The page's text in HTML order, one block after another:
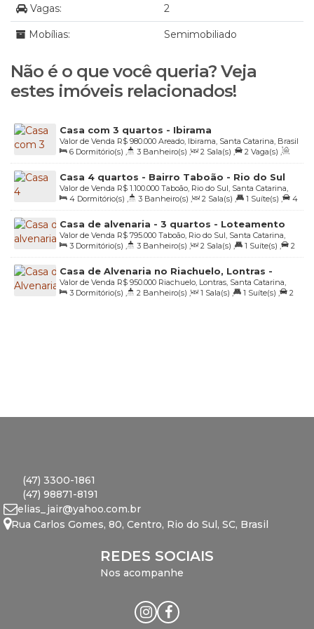
Vagas: 2
Mobílias: Semimobiliado
Não é o que você queria? Veja
estes imóveis relacionados!
Casa com 3 quartos - Ibirama
R$ 980.000
Valor de Venda
Areado, Ibirama, Santa Catarina, Brasil
6 Dormitório(s) , 3 Banheiro(s) , 2 Sala(s) , 2 Vaga(s) ,
Útil: 170.00m² , Terreno: 3452.00m²
Casa 4 quartos - Bairro Taboão - Rio do Sul
R$ 1.100.000
Valor de Venda
Taboão, Rio do Sul, Santa Catarina,
Brasil
4 Dormitório(s) , 3 Banheiro(s) , 2 Sala(s) , 1 Suíte(s) ,
4
Vaga(s) , Útil: 190.00m² , Terreno: 856.10m²
Casa de alvenaria - 3 quartos - Loteamento
Tucano - Bairro Taboão - Rio do Sul/SC
R$ 795.000
Valor de Venda
Taboão, Rio do Sul, Santa Catarina,
Brasil
3 Dormitório(s) , 3 Banheiro(s) , 2 Sala(s) , 1 Suíte(s) ,
2
Vaga(s) , Útil: 184.18m² , Terreno: 374.46m²
Casa de Alvenaria no Riachuelo, Lontras -
229m² de Área Útil
R$ 950.000
Valor de Venda
Riachuelo, Lontras, Santa Catarina,
Brasil
3 Dormitório(s) , 2 Banheiro(s) , 1 Sala(s) , 1 Suíte(s) ,
2
(47) 3300-1861
(47) 98871-8191
elias_jair@yahoo.com.br
Rua Carlos Gomes, 80, Centro, Rio do Sul, SC, Brasil
REDES SOCIAIS
Nos acompanhe